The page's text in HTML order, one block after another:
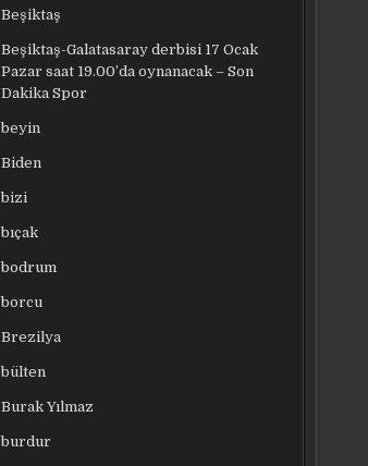
Beşiktaş
Beşiktaş-Galatasaray derbisi 17 Ocak
Pazar saat 19.00’da oynanacak – Son
Dakika Spor
beyin
Biden
bizi
bıçak
bodrum
borcu
Brezilya
bülten
Burak Yılmaz
burdur